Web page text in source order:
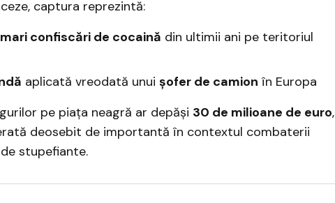
captura reprezintă:
confiscări de cocaină din ultimii ani pe teritoriul
aplicată vreodată unui șofer de camion în Europa
pe piața neagră ar depăși 30 de milioane de euro,
deosebit de importantă în contextul combaterii
stupefiante.